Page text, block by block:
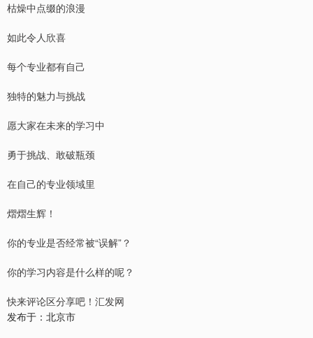
枯燥中点缀的浪漫
如此令人欣喜
每个专业都有自己
独特的魅力与挑战
愿大家在未来的学习中
勇于挑战、敢破瓶颈
在自己的专业领域里
熠熠生辉！
你的专业是否经常被“误解”？
你的学习内容是什么样的呢？
快来评论区分享吧！汇发网
发布于：北京市